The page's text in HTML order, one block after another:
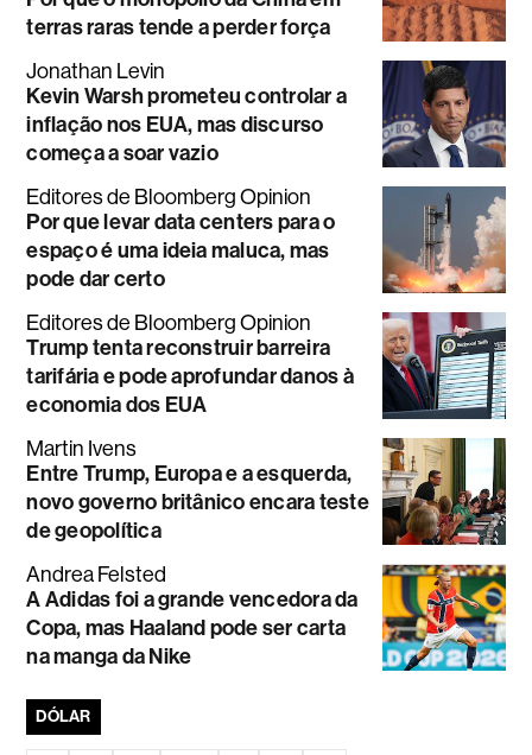
terras raras tende a perder força
Jonathan Levin
Kevin Warsh prometeu controlar a
inflação nos EUA, mas discurso
começa a soar vazio
Editores de Bloomberg Opinion
Por que levar data centers para o
espaço é uma ideia maluca, mas
pode dar certo
Editores de Bloomberg Opinion
Trump tenta reconstruir barreira
tarifária e pode aprofundar danos à
economia dos EUA
Martin Ivens
Entre Trump, Europa e a esquerda,
novo governo britânico encara teste
de geopolítica
Andrea Felsted
A Adidas foi a grande vencedora da
Copa, mas Haaland pode ser carta
na manga da Nike
DÓLAR